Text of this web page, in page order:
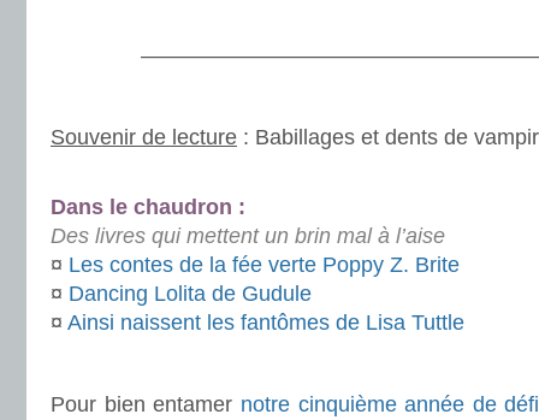
Souvenir de lecture : Babillages et dents de
Dans le chaudron :
Des livres qui mettent un brin mal à l’aise
¤ Les contes de la fée verte Poppy Z. Brite
¤ Dancing Lolita de Gudule
¤ Ainsi naissent les fantômes de Lisa Tuttle
Pour bien entamer notre cinquième année de défi